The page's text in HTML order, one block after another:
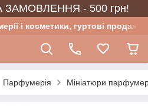
- 500 грн!
і косметики, гуртові продажі
Парфумерія Мініатюри